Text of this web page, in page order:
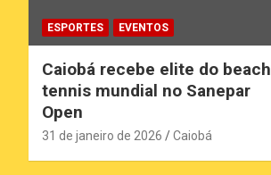
ESPORTES EVENTOS
Caiobá recebe elite do beach
tennis mundial no Sanepar
Open
31 de janeiro de 2026 Caiobá